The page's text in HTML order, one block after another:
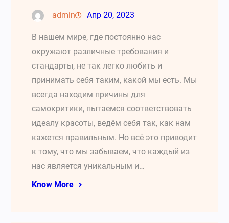
admin Апр 20, 2023
В нашем мире, где постоянно нас
окружают различные требования и
стандарты, не так легко любить и
принимать себя таким, какой мы есть. Мы
всегда находим причины для
самокритики, пытаемся соответствовать
идеалу красоты, ведём себя так, как нам
кажется правильным. Но всё это приводит
к тому, что мы забываем, что каждый из
нас является уникальным и…
Know More